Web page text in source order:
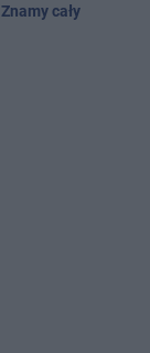
cały